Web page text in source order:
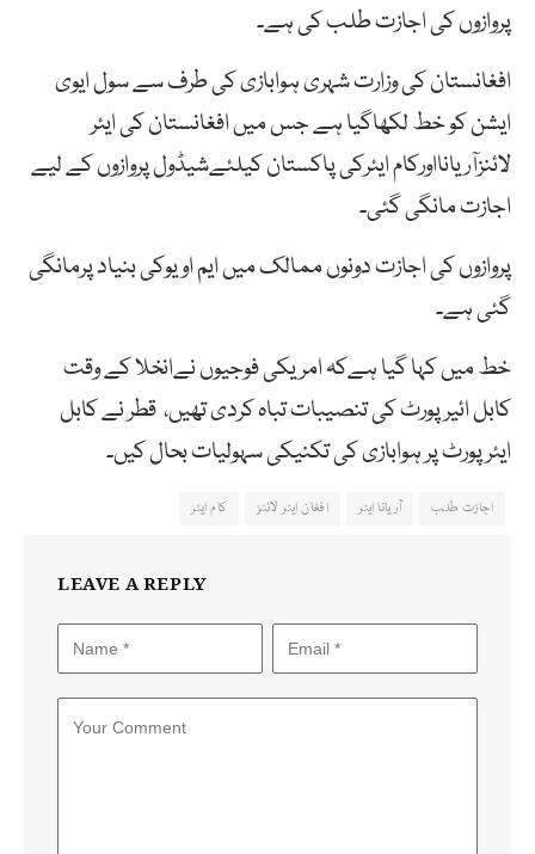
پروازوں کی اجازت طلب کی ہے۔
افغانستان کی وزارت شہری ہوابازی کی طرف سے سول ایوی
ایشن کو خط لکھاگیا ہے جس میں افغانستان کی ایئر
لائنزآریانااورکام ایئرکی پاکستان کیلئےشیڈول پروازوں کے لیے
اجازت مانگی گئی۔
پروازوں کی اجازت دونوں ممالک میں ایم اویوکی بنیاد پرمانگی
گئی ہے۔
خط میں کہا گیا ہےکہ امریکی فوجیوں نےانخلا کے وقت
کابل ائیرپورٹ کی تنصیبات تباہ کردی تھیں، قطر نے کابل
ایئرپورٹ پر ہوابازی کی تکنیکی سہولیات بحال کیں۔
اجازت طلب آریانا ایئر افغان ایئر لائنز کام ایئر
LEAVE A REPLY